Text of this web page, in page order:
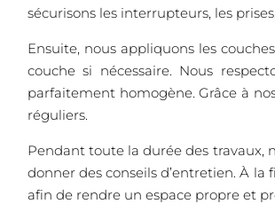
sécurisons les interrupteurs, les
Ensuite, nous appliquons les
couche si nécessaire. Nous
parfaitement homogène. Grâce à
réguliers.
Pendant toute la durée des travaux,
donner des conseils d’entretien. À
afin de rendre un espace propre et